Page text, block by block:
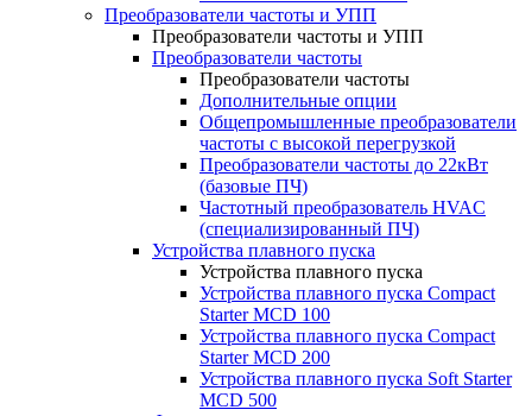
Преобразователи частоты и УПП
Преобразователи частоты и УПП
Преобразователи частоты
Преобразователи частоты
Дополнительные опции
Общепромышленные преобразователи
частоты с высокой перегрузкой
Преобразователи частоты до 22кВт
(базовые ПЧ)
Частотный преобразователь HVAC
(специализированный ПЧ)
Устройства плавного пуска
Устройства плавного пуска
Устройства плавного пуска Compact
Starter MCD 100
Устройства плавного пуска Compact
Starter MCD 200
Устройства плавного пуска Soft Starter
MCD 500